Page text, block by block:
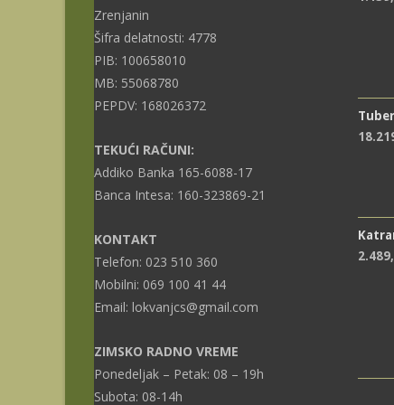
Zrenjanin
Šifra delatnosti: 4778
PIB: 100658010
MB: 55068780
PEPDV: 168026372
TEKUĆI RAČUNI:
Addiko Banka 165-6088-17
Banca Intesa: 160-323869-21
KONTAKT
Telefon: 023 510 360
Mobilni: 069 100 41 44
Email: lokvanjcs@gmail.com
ZIMSKO RADNO VREME
Ponedeljak – Petak: 08 – 19h
Subota: 08-14h